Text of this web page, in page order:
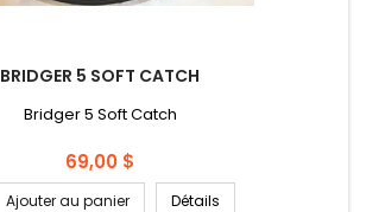
BRIDGER 5 SOFT CATCH
Bridger 5 Soft Catch
Prix
69,00 $
Ajouter au panier Détails